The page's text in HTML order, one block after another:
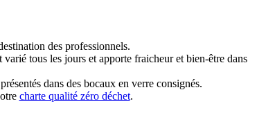
des professionnels.
tous les jours et apporte fraicheur et bien-être dans
dans des bocaux en verre consignés.
charte qualité zéro déchet.